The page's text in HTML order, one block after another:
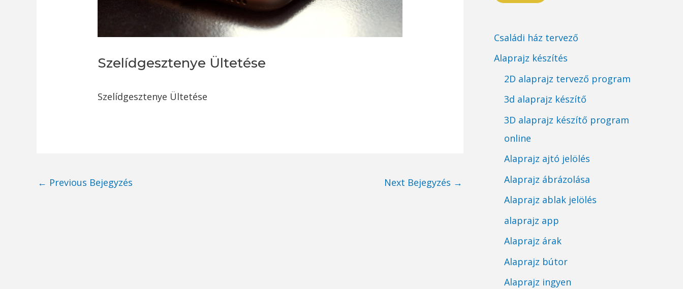
Szelídgesztenye Ültetése
Szelídgesztenye Ültetése
Post
← Previous Bejegyzés Next Bejegyzés →
Családi ház tervező
Alaprajz készítés
2D alaprajz tervező program
3d alaprajz készítő
3D alaprajz készítő program
online
Alaprajz ajtó jelölés
Alaprajz ábrázolása
Alaprajz ablak jelölés
alaprajz app
Alaprajz árak
Alaprajz bútor
Alaprajz ingyen